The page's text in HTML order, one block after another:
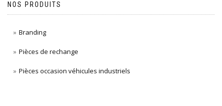
NOS PRODUITS
Branding
Pièces de rechange
Pièces occasion véhicules industriels